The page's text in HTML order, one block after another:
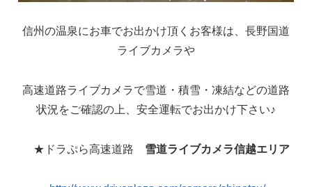
信州の温泉にお車でお出かけ頂くお客様は、長野国道
ライブカメラや
高速道路ライブカメラで雪道・積雪・凍結などの道路
状況をご確認の上、安全運転でお出かけ下さい♪
★ドラぷら高速道路 雪道ライブカメラ信越エリア